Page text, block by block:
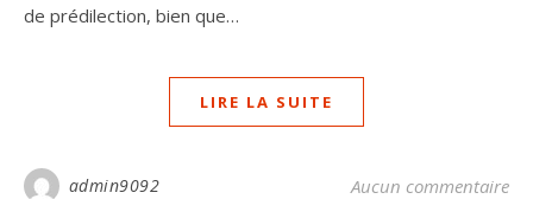
de prédilection, bien que…
LIRE LA SUITE
admin9092 Aucun commentaire